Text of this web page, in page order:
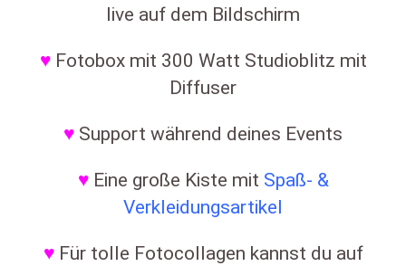
live auf dem Bildschirm
♥ Fotobox mit 300 Watt Studioblitz mit
Diffuser
♥ Support während deines Events
♥ Eine große Kiste mit Spaß- &
Verkleidungsartikel
♥ Für tolle Fotocollagen kannst du auf